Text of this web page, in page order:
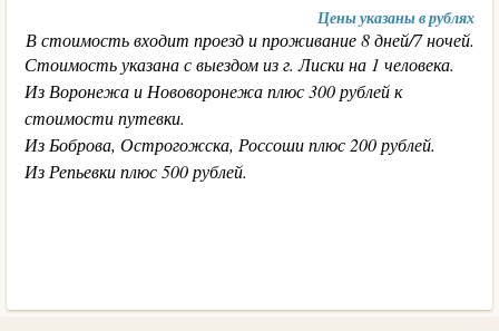
Цены указаны в рублях
В стоимость входит проезд и проживание 8 дней/7 ночей.
Стоимость указана с выездом из г. Лиски на 1 человека.
Из Воронежа и Нововоронежа плюс 300 рублей к
стоимости путевки.
Из Боброва, Острогожска, Россоши плюс 200 рублей.
Из Репьевки плюс 500 рублей.